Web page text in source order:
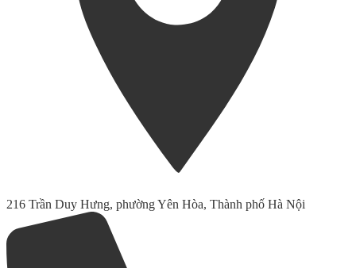
216 Trần Duy Hưng, phường Yên Hòa, Thành phố Hà Nội